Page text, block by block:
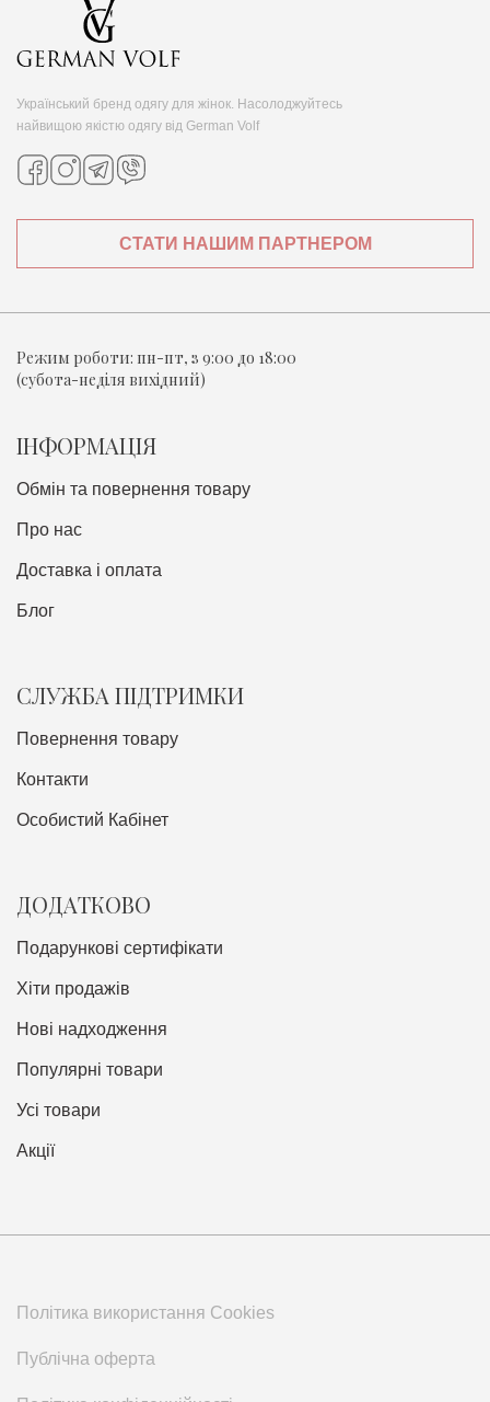
Український бренд одягу для жінок. Насолоджуйтесь
найвищою якістю одягу від German Volf
СТАТИ НАШИМ ПАРТНЕРОМ
Режим роботи: пн-пт, з 9:00 до 18:00
(субота-неділя вихідний)
ІНФОРМАЦІЯ
Обмін та повернення товару
Про нас
Доставка i оплата
Блог
СЛУЖБА ПІДТРИМКИ
Повернення товару
Контакти
Особистий Кабінет
ДОДАТКОВО
Подарункові сертифікати
Хіти продажів
Нові надходження
Популярні товари
Усі товари
Акції
Політика використання Cookies
Публічна оферта